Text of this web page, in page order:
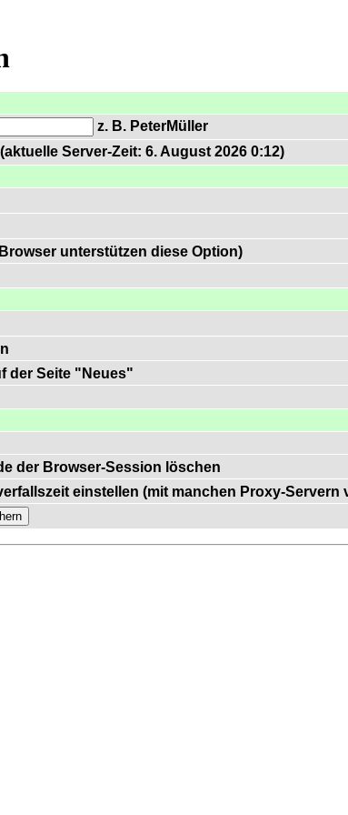
z. B. PeterMüller
Server-Zeit: 6. August 2026 0:12)
unterstützen diese Option)
der Seite "Neues"
der Browser-Session löschen
einstellen (mit manchen Proxy-Servern